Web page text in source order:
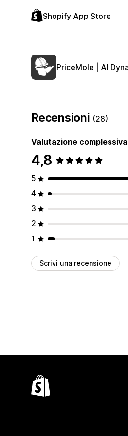
Shopify App Store
PriceMole | AI
Recensioni (28)
Valutazione complessiva
4,8
5
4
3
2
1
Scrivi una recensione